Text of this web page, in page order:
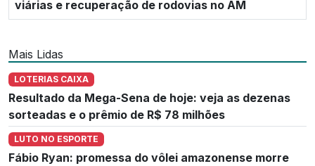
viárias e recuperação de rodovias no AM
Mais Lidas
LOTERIAS CAIXA
Resultado da Mega-Sena de hoje: veja as dezenas
sorteadas e o prêmio de R$ 78 milhões
LUTO NO ESPORTE
Fábio Ryan: promessa do vôlei amazonense morre